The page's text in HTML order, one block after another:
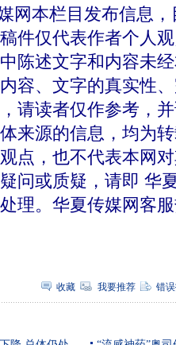
网本栏目发布信息
件仅代表作者个人
陈述文字和内容未
容、文字的真实性
请读者仅作参考，
来源的信息，均为
点，也不代表本网
问或质疑，请即 华
理。华夏传媒网客
收藏 我要推荐 错